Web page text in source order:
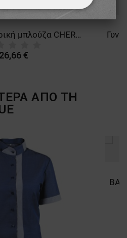
Γυναικεία ιατρική μπλούζα CHEROKEE WRAP BURGUNDY WWE610
26,66 €
ΑΠΟ ΤΗ
ΑΠΑΡΑΊΤΗΤΑ
ΣΤΌΧΕΥΣΗΣ